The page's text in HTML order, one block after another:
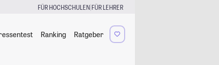
FÜR HOCHSCHULEN|FÜR LEHRER
Ranking Ratgeber